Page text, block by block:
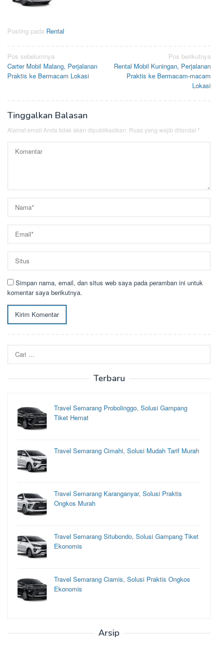
Posting pada Rental
Navigasi
pos
Pos sebelumnya
Carter Mobil Malang, Perjalanan
Praktis ke Bermacam Lokasi
Pos berikutnya
Rental Mobil Kuningan, Perjalanan
Praktis ke Bermacam-macam
Lokasi
Tinggalkan Balasan
Alamat email Anda tidak akan dipublikasikan. Ruas yang wajib ditandai *
Simpan nama, email, dan situs web saya pada peramban ini untuk
komentar saya berikutnya.
untuk:
Terbaru
Travel Semarang Probolinggo, Solusi Gampang
Tiket Hemat
Travel Semarang Cimahi, Solusi Mudah Tarif Murah
Travel Semarang Karanganyar, Solusi Praktis
Ongkos Murah
Travel Semarang Situbondo, Solusi Gampang Tiket
Ekonomis
Travel Semarang Ciamis, Solusi Praktis Ongkos
Ekonomis
Arsip